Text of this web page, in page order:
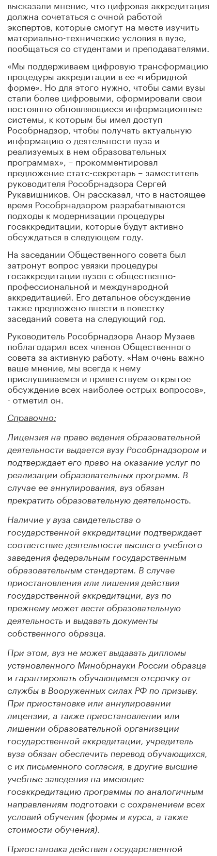
высказали мнение, что цифровая аккредитация
должна сочетаться с очной работой
экспертов, которые смогут на месте изучить
материально-технические условия в вузе,
пообщаться со студентами и преподавателями.
«Мы поддерживаем цифровую трансформацию
процедуры аккредитации в ее «гибридной
форме». Но для этого нужно, чтобы сами вузы
стали более цифровыми, сформировали свои
постоянно обновляющиеся информационные
системы, к которым бы имел доступ
Рособрнадзор, чтобы получать актуальную
информацию о деятельности вуза и
реализуемых в нем образовательных
программах», – прокомментировал
предложение статс-секретарь – заместитель
руководителя Рособрнадзора Сергей
Рукавишников. Он рассказал, что в настоящее
время Рособрнадзором разрабатываются
подходы к модернизации процедуры
госаккредитации, которые будут активно
обсуждаться в следующем году.
На заседании Общественного совета был
затронут вопрос увязки процедуры
госаккредитации вузов с общественно-
профессиональной и международной
аккредитацией. Его детальное обсуждение
также предложено внести в повестку
заседаний совета на следующий год.
Руководитель Рособрнадзора Анзор Музаев
поблагодарил всех членов Общественного
совета за активную работу. «Нам очень важно
ваше мнение, мы всегда к нему
прислушиваемся и приветствуем открытое
обсуждение всех наиболее острых вопросов»,
- отметил он.
Справочно:
Лицензия на право ведения образовательной
деятельности выдается вузу Рособрнадзором и
подтверждает его право на оказание услуг по
реализации образовательных программ. В
случае ее аннулирования, вуз обязан
прекратить образовательную деятельность.
Наличие у вуза свидетельства о
государственной аккредитации подтверждает
соответствие деятельности высшего учебного
заведения федеральным государственным
образовательным стандартам. В случае
приостановления или лишения действия
государственной аккредитации, вуз по-
прежнему может вести образовательную
деятельность и выдавать документы
собственного образца.
При этом, вуз не может выдавать дипломы
установленного Минобрнауки России образца
и гарантировать обучающимся отсрочку от
службы в Вооруженных силах РФ по призыву.
При приостановке или аннулировании
лицензии, а также приостановлении или
лишении образовательной организации
государственной аккредитации, учредитель
вуза обязан обеспечить перевод обучающихся,
с их письменного согласия, в другие высшие
учебные заведения на имеющие
госаккредитацию программы по аналогичным
направлениям подготовки с сохранением всех
условий обучения (формы и курса, а также
стоимости обучения).
Приостановка действия государственной